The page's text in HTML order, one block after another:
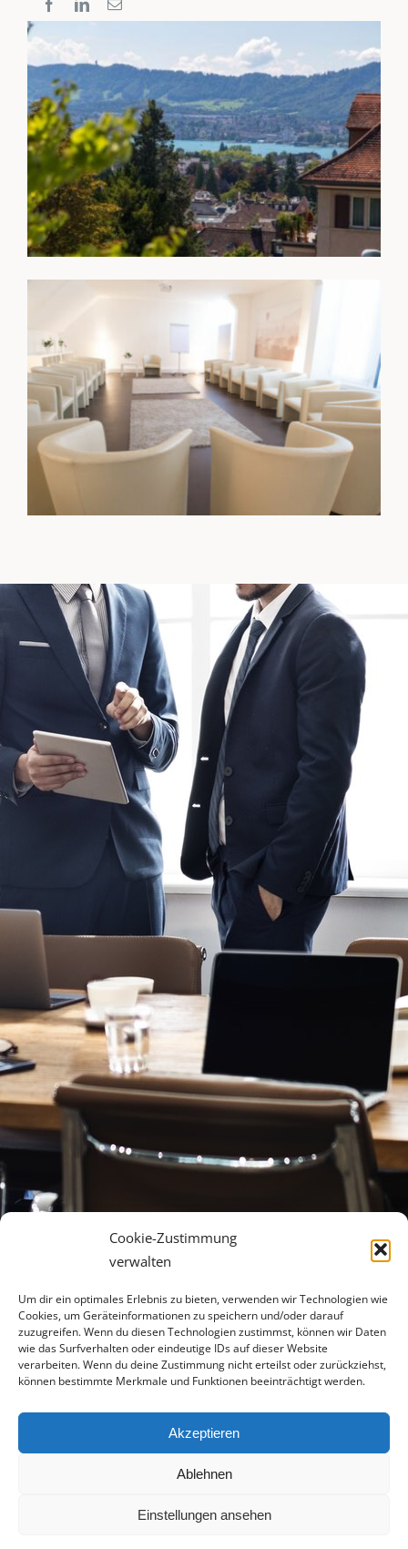
Cookie-Zustimmung
verwalten
Um dir ein optimales Erlebnis zu bieten, verwenden wir Technologien wie
Cookies, um Geräteinformationen zu speichern und/oder darauf
zuzugreifen. Wenn du diesen Technologien zustimmst, können wir Daten
wie das Surfverhalten oder eindeutige IDs auf dieser Website
verarbeiten. Wenn du deine Zustimmung nicht erteilst oder zurückziehst,
können bestimmte Merkmale und Funktionen beeinträchtigt werden.
Akzeptieren
Ablehnen
Einstellungen ansehen
© 2025 livingsense-executive.ch | Alle Rechte vorbehalten |
Webdesign bywaibelMEDIA IT e.U.
Datenschutzerklärung
FacebookInstagram